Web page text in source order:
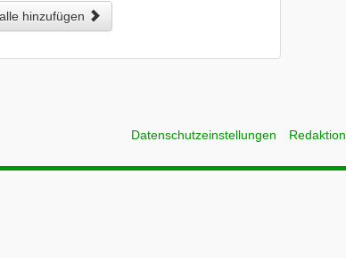
hinzufügen
Datenschutzeinstellungen Redaktion